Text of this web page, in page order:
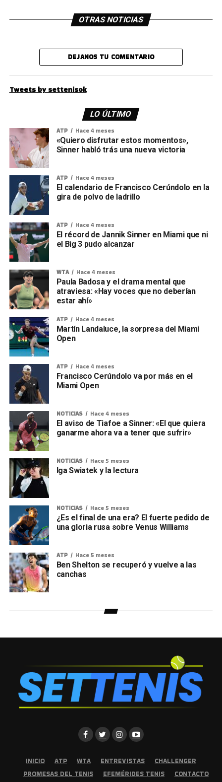
OTRAS NOTICIAS
DEJANOS TU COMENTARIO
Tweets by settenisok
LO ÚLTIMO
ATP Hace 4 meses
«Quiero disfrutar estos momentos»,
Sinner habló trás una nueva victoria
ATP Hace 4 meses
El calendario de Francisco Cerúndolo en la
gira de polvo de ladrillo
ATP Hace 4 meses
El récord de Jannik Sinner en Miami que ni
el Big 3 pudo alcanzar
WTA Hace 4 meses
Paula Badosa y el drama mental que
atraviesa: «Hay voces que no deberían
estar ahí»
ATP Hace 4 meses
Martín Landaluce, la sorpresa del Miami
Open
ATP Hace 4 meses
Francisco Cerúndolo va por más en el
Miami Open
NOTICIAS Hace 4 meses
El aviso de Tiafoe a Sinner: «El que quiera
ganarme ahora va a tener que sufrir»
NOTICIAS Hace 5 meses
Iga Swiatek y la lectura
NOTICIAS Hace 5 meses
¿Es el final de una era? El fuerte pedido de
una gloria rusa sobre Venus Williams
ATP Hace 5 meses
Ben Shelton se recuperó y vuelve a las
canchas
INICIO ATP WTA ENTREVISTAS
CHALLENGER
PROMESAS DEL TENIS
EFEMÉRIDES TENIS CONTACTO